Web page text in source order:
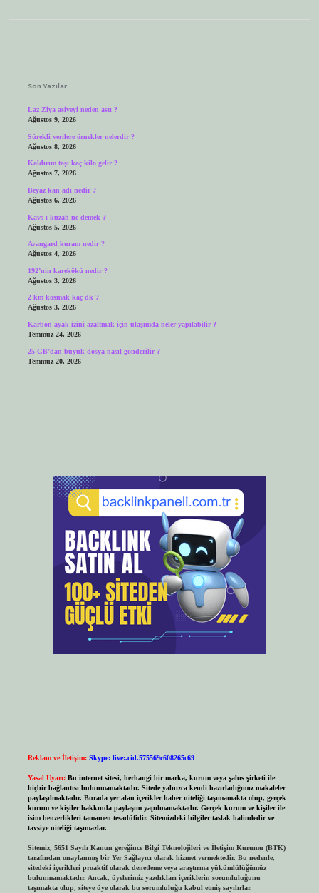
Son Yazılar
Laz Ziya asiyeyi neden astı ?
Ağustos 9, 2026
Sürekli verilere örnekler nelerdir ?
Ağustos 8, 2026
Kaldırım taşı kaç kilo gelir ?
Ağustos 7, 2026
Beyaz kan adı nedir ?
Ağustos 6, 2026
Kavs-ı kuzah ne demek ?
Ağustos 5, 2026
Avangard kuram nedir ?
Ağustos 4, 2026
192’nin karekökü nedir ?
Ağustos 3, 2026
2 km kosmak kaç dk ?
Ağustos 3, 2026
Karbon ayak izini azaltmak için ulaşımda neler yapılabilir ?
Temmuz 24, 2026
25 GB’dan büyük dosya nasıl gönderilir ?
Temmuz 20, 2026
Reklam ve İletişim: Skype: live:.cid.575569c608265c69
Yasal Uyarı: Bu internet sitesi, herhangi bir marka, kurum veya şahıs şirketi ile
hiçbir bağlantısı bulunmamaktadır. Sitede yalnızca kendi hazırladığımız makaleler
paylaşılmaktadır. Burada yer alan içerikler haber niteliği taşımamakta olup, gerçek
kurum ve kişiler hakkında paylaşım yapılmamaktadır. Gerçek kurum ve kişiler ile
isim benzerlikleri tamamen tesadüfidir. Sitemizdeki bilgiler taslak halindedir ve
tavsiye niteliği taşımazlar.
Sitemiz, 5651 Sayılı Kanun gereğince Bilgi Teknolojileri ve İletişim Kurumu (BTK)
tarafından onaylanmış bir Yer Sağlayıcı olarak hizmet vermektedir. Bu nedenle,
sitedeki içerikleri proaktif olarak denetleme veya araştırma yükümlülüğümüz
bulunmamaktadır. Ancak, üyelerimiz yazdıkları içeriklerin sorumluluğunu
taşımakta olup, siteye üye olarak bu sorumluluğu kabul etmiş sayılırlar.